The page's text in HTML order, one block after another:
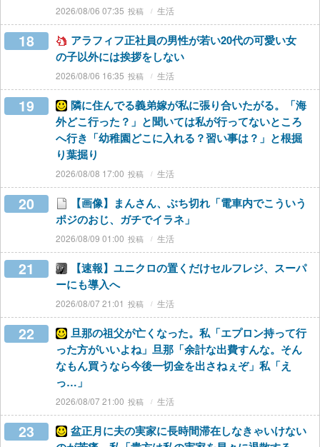
2026/08/06 07:35 生活
18
アラフィフ正社員の男性が若い20代の可愛い女
の子以外には挨拶をしない
2026/08/06 16:35 生活
19
隣に住んでる義弟嫁が私に張り合いたがる。「海
外どこ行った？」と聞いては私が行ってないところ
へ行き「幼稚園どこに入れる？習い事は？」と根掘
り葉掘り
2026/08/08 17:00 生活
20
【画像】まんさん、ぶち切れ「電車内でこういう
ポジのおじ、ガチでイラネ」
2026/08/09 01:00 生活
21
【速報】ユニクロの置くだけセルフレジ、スーパ
ーにも導入へ
2026/08/07 21:01 生活
22
旦那の祖父が亡くなった。私「エプロン持って行
った方がいいよね」旦那「余計な出費すんな。そん
なもん買うなら今後一切金を出さねぇぞ」私「え
っ…」
2026/08/07 21:00 生活
23
盆正月に夫の実家に長時間滞在しなきゃいけない